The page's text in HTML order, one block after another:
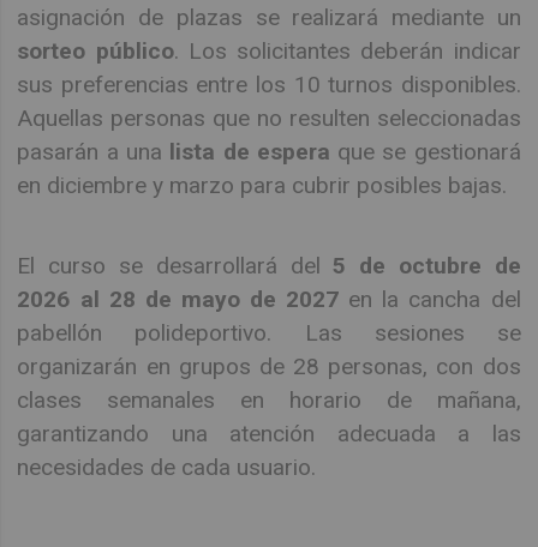
asignación de plazas se realizará mediante un
sorteo público. Los solicitantes deberán indicar
sus preferencias entre los 10 turnos disponibles.
Aquellas personas que no resulten seleccionadas
pasarán a una lista de espera que se gestionará
en diciembre y marzo para cubrir posibles bajas.
El curso se desarrollará del 5 de octubre de
2026 al 28 de mayo de 2027 en la cancha del
pabellón polideportivo. Las sesiones se
organizarán en grupos de 28 personas, con dos
clases semanales en horario de mañana,
garantizando una atención adecuada a las
necesidades de cada usuario.